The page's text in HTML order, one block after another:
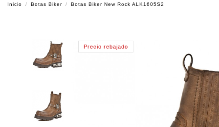
Inicio Botas Biker Botas Biker New Rock ALK1605S2
Precio rebajado